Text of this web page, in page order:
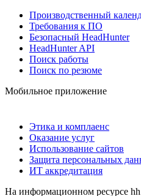
Производственный
Требования к ПО
Безопасный HeadHunter
HeadHunter API
Поиск работы
Поиск по резюме
Мобильное приложение
Этика и комплаенс
Оказание услуг
Использование сайтов
Защита персональных
ИТ аккредитация
На информационном ресурсе